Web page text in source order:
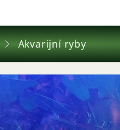
Akvarijní ryby